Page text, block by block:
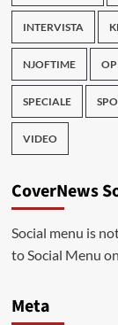
INTERVISTA
NJOFTIME
SPECIALE
VIDEO
CoverNews
Social menu is
to Social Menu
Meta